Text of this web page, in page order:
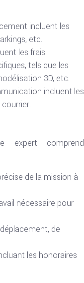
incluent les
etc.
les frais
tels que les
3D, etc.
incluent les
expert comprend
de la mission à
nécessaire pour
de
les honoraires